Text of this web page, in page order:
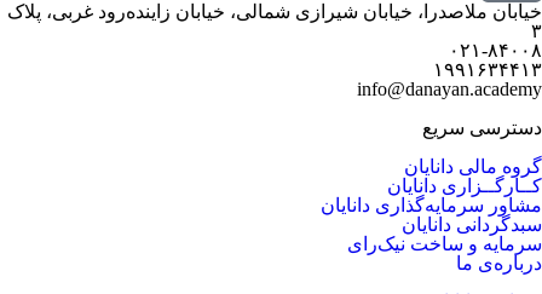
خیابان ملاصدرا، خیابان شیرازی شمالی، خیابان زاینده‌رود غربی، پلاک
۳
۰۲۱-۸۴۰۰۸
۱۹۹۱۶۳۴۴۱۳
info@danayan.academy
دسترسی سریع
گروه مالی دانایان
کــارگــزاری دانایان
مشاور سرمایه‌گذاری دانایان
سبدگردانی دانایان
سرمایه و ساخت نیک‌رای
درباره‌ی ما